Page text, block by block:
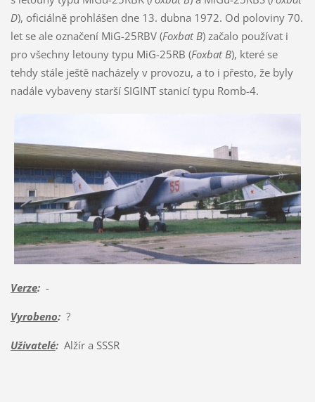
D), oficiálně prohlášen dne 13. dubna 1972. Od poloviny 70.
let se ale označení MiG-25RBV (Foxbat B) začalo používat i
pro všechny letouny typu MiG-25RB (Foxbat B), které se
tehdy stále ještě nacházely v provozu, a to i přesto, že byly
nadále vybaveny starší SIGINT stanicí typu Romb-4.
Verze:-
Vyrobeno:?
Uživatelé:Alžír a SSSR